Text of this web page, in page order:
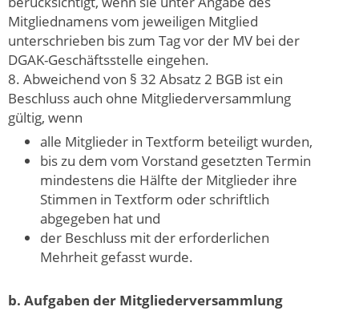
Mitgliednamens vom jeweiligen Mitglied
unterschrieben bis zum Tag vor der MV bei der
DGAK-Geschäftsstelle eingehen.
8. Abweichend von § 32 Absatz 2 BGB ist ein
Beschluss auch ohne Mitgliederversammlung
gültig, wenn
alle Mitglieder in Textform beteiligt wurden,
bis zu dem vom Vorstand gesetzten Termin
mindestens die Hälfte der Mitglieder ihre
Stimmen in Textform oder schriftlich
abgegeben hat und
der Beschluss mit der erforderlichen
Mehrheit gefasst wurde.
b. Aufgaben der Mitgliederversammlung